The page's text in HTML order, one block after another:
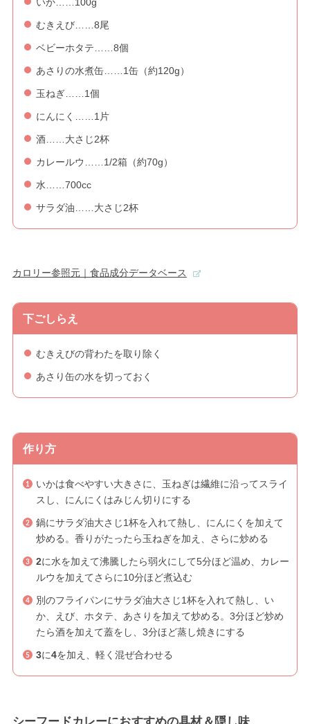
むきえび……8尾
ベビーホタテ……8個
あさりの水煮缶……1缶（約120g）
玉ねぎ……1個
にんにく……1片
酒……大さじ2杯
カレールウ……1/2箱（約70g）
水……700cc
サラダ油……大さじ2杯
カロリー参照元｜食品成分データベース
下ごしらえ
むきえびの背わたを取り除く
あさり缶の水を切っておく
作り方
いかは食べやすい大きさに、玉ねぎは繊維に沿ってスライ
スし、にんにくはみじん切りにする
鍋にサラダ油大さじ1杯を入れて熱し、にんにくを加えて
炒める。香りがたったら玉ねぎを加え、さらに炒める
2に水を加えて沸騰したら弱火にして5分ほど温め、カレー
ルウを加えてさらに10分ほど煮込む
別のフライパンにサラダ油大さじ1杯を入れて熱し、い
か、えび、ホタテ、あさりを加えて炒める。3分ほど炒め
たら酒を加えて蓋をし、3分ほど蒸し焼きにする
3に4を加え、軽く混ぜ合わせる
シーフードカレーにおすすめの具材＆隠し味